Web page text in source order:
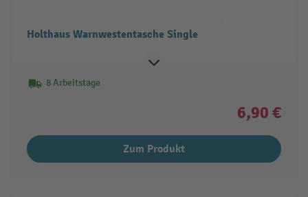
Holthaus Warnwestentasche Single
8 Arbeitstage
6,90 €
Zum Produkt